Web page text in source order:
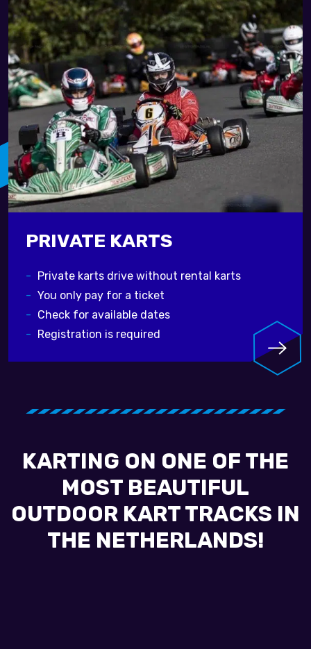
PRIVATE KARTS
Private karts drive without rental karts
You only pay for a ticket
Check for available dates
Registration is required
KARTING ON ONE OF THE
MOST BEAUTIFUL
OUTDOOR KART TRACKS IN
THE NETHERLANDS!